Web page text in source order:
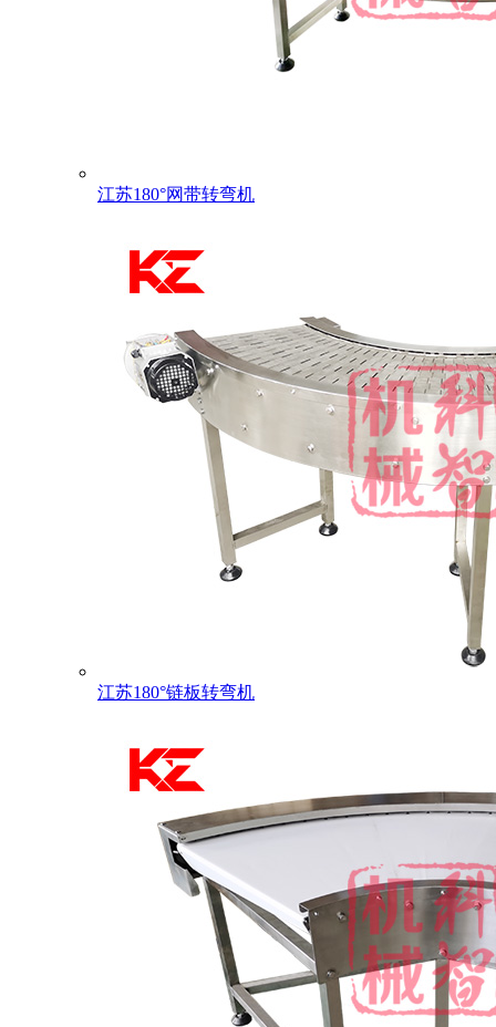
江苏180°网带转弯机
江苏180°链板转弯机